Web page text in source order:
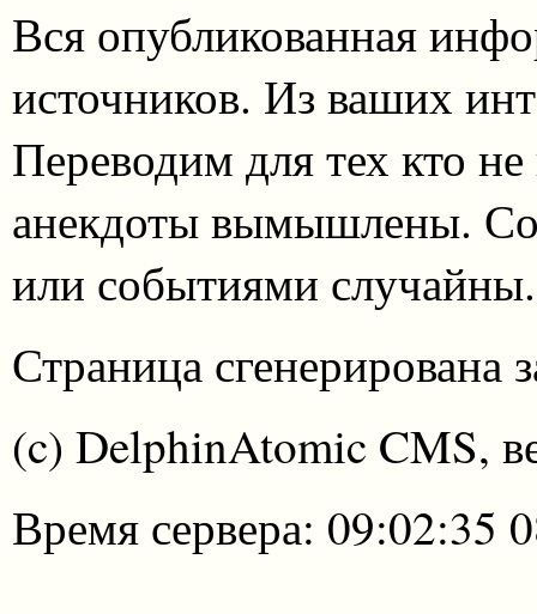
Вся опубликованная
источников. Из ваших
Переводим для тех кто
анекдоты вымышлены.
или событиями случайны.
Страница сгенерирована
(c) DelphinAtomic CMS,
Время сервера: 09:02:35